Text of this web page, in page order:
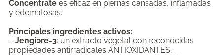
Concentrate es eficaz en piernas cansadas, inflamadas
y edematosas.
Principales ingredientes activos:
–Jengibre-3: un extracto vegetal con reconocidas
propiedades antirradicales ANTIOXIDANTES,